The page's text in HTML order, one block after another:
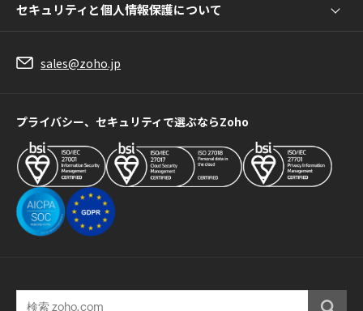
セキュリティと個人情報保護について
sales@zoho.jp
プライバシー、セキュリティで選ぶならZoho